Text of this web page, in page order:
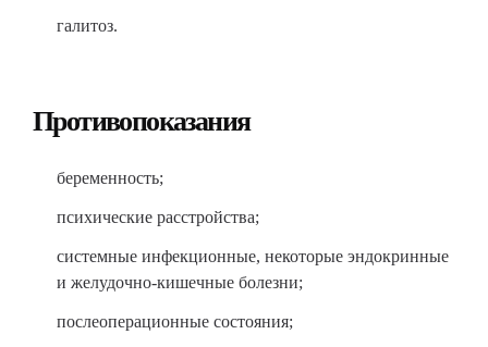
галитоз.
Противопоказания
беременность;
психические расстройства;
системные инфекционные, некоторые эндокринные
и желудочно-кишечные болезни;
послеоперационные состояния;